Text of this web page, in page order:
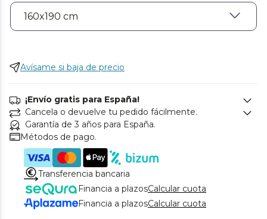
Avísame si baja de precio
¡Envío gratis para España!
Cancela o devuelve tu pedido fácilmente.
Garantía de 3 años para España.
Métodos de pago.
Transferencia bancaria
Financia a plazosCalcular cuota
Financia a plazosCalcular cuota